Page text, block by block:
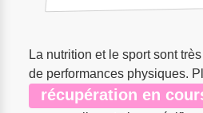
pour
La nutrition et le sport sont
de performances physiques.
récupération en